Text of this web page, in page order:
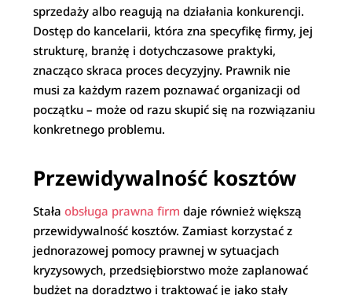
sprzedaży albo reagują na działania konkurencji.
Dostęp do kancelarii, która zna specyfikę firmy, jej
strukturę, branżę i dotychczasowe praktyki,
znacząco skraca proces decyzyjny. Prawnik nie
musi za każdym razem poznawać organizacji od
początku – może od razu skupić się na rozwiązaniu
konkretnego problemu.
Przewidywalność kosztów
Stałaobsługa prawna firm daje również większą
przewidywalność kosztów. Zamiast korzystać z
jednorazowej pomocy prawnej w sytuacjach
kryzysowych, przedsiębiorstwo może zaplanować
budżet na doradztwo i traktować je jako stały